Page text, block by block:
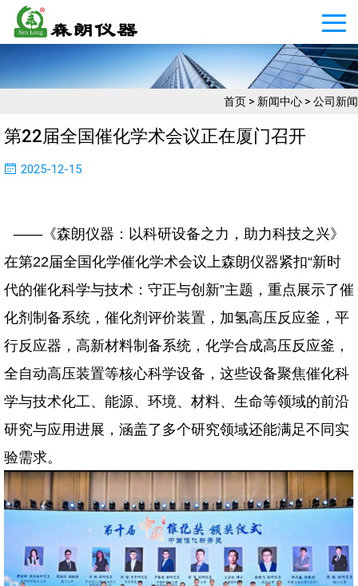
首页 > 新闻中心 > 公司新闻
第22届全国催化学术会议正在厦门召开
2025-12-15
——《森朗仪器：以科研设备之力，助力科技之兴》
在第22届全国化学催化学术会议上森朗仪器紧扣“新时
代的催化科学与技术：守正与创新”主题，重点展示了催
化剂制备系统，催化剂评价装置，加氢高压反应釜，平
行反应器，高新材料制备系统，化学合成高压反应釜，
全自动高压装置等核心科学设备，这些设备聚焦催化科
学与技术化工、能源、环境、材料、生命等领域的前沿
研究与应用进展，涵盖了多个研究领域还能满足不同实
验需求。